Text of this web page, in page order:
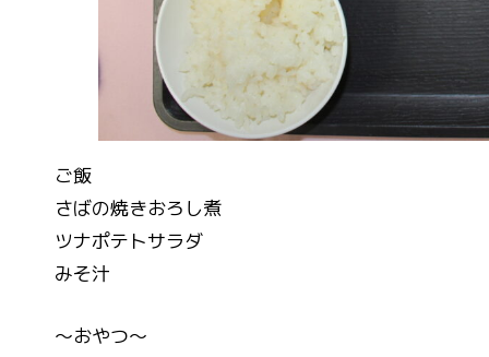
ご飯
さばの焼きおろし煮
ツナポテトサラダ
みそ汁
～おやつ～